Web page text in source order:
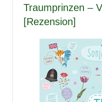
Traumprinzen –
[Rezension]